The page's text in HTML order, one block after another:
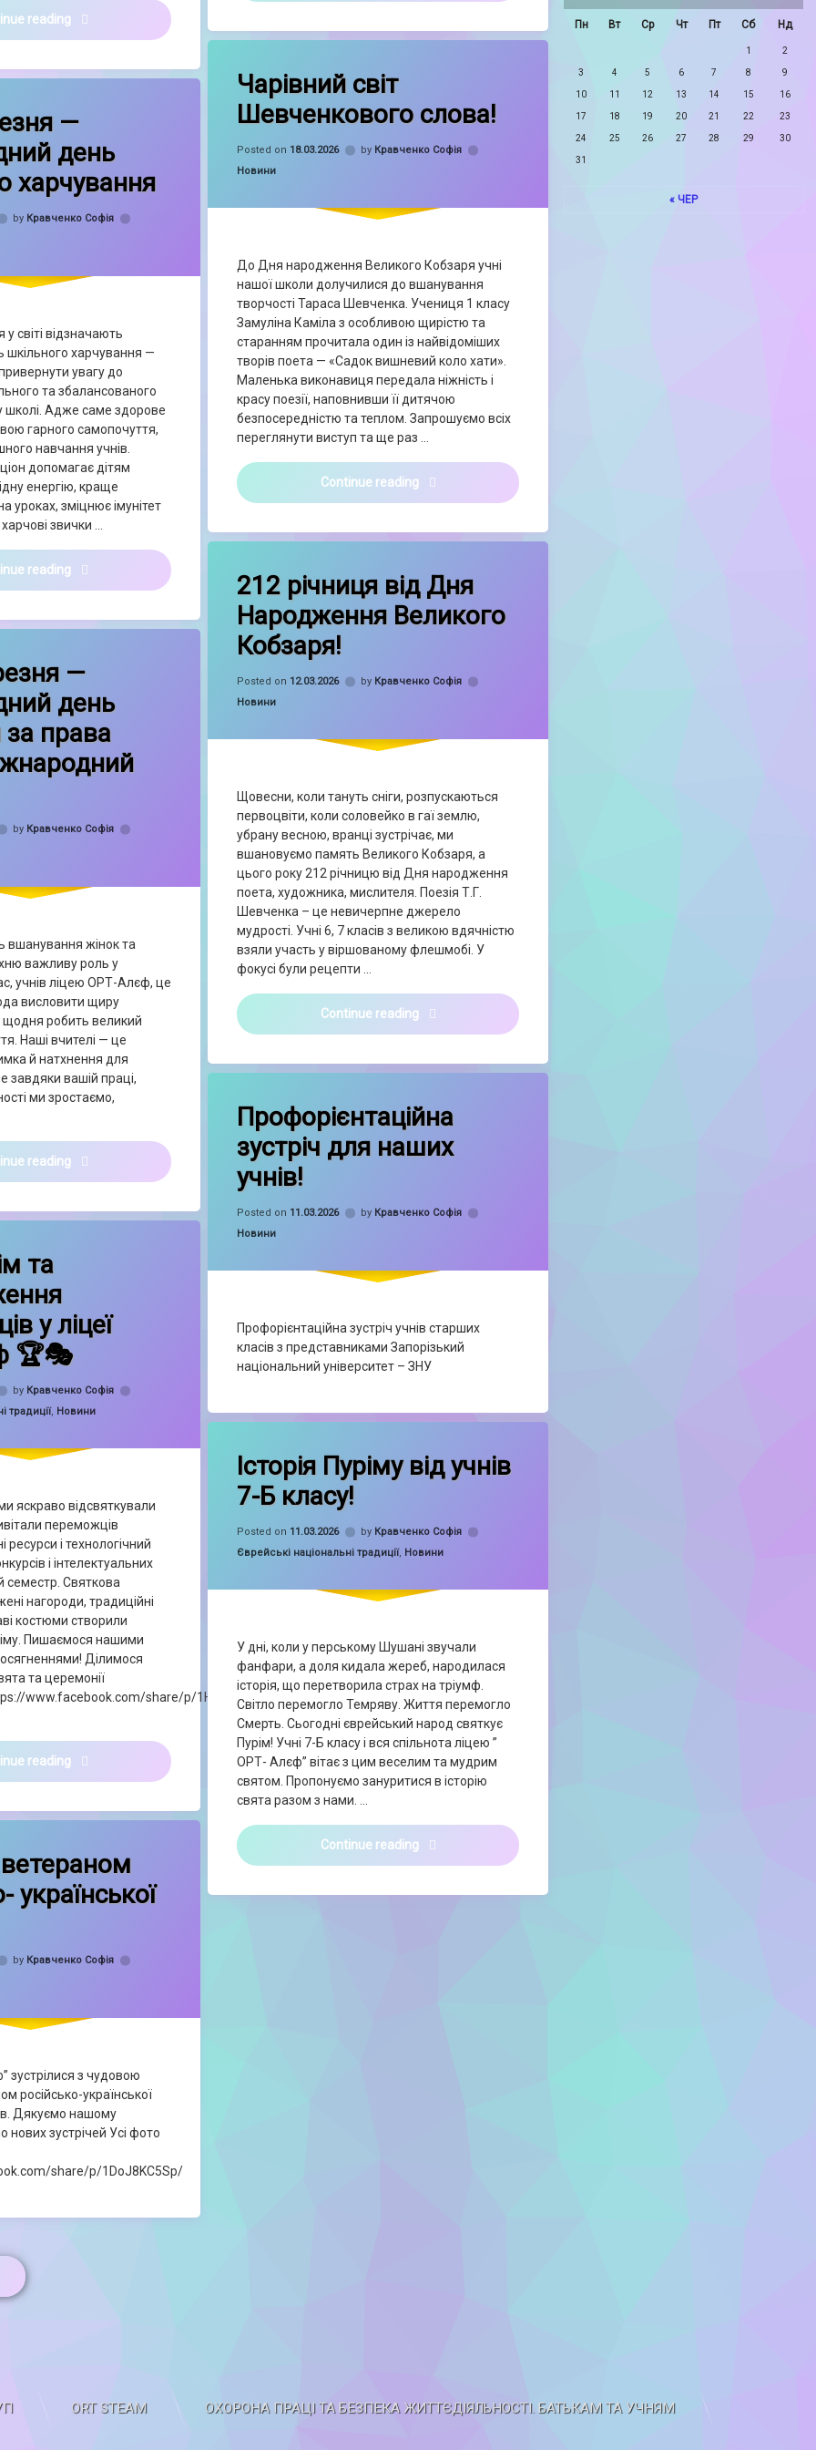
reading Місячник протидії домашньому насильству
Чарівний світ
Шевченкового слова!
Posted on 18.03.2026 by Кравченко Софія
Categories:
Новини
До Дня народження Великого Кобзаря учні
нашої школи долучилися до вшанування
творчості Тараса Шевченка. Учениця 1 класу
Замуліна Каміла з особливою щирістю та
старанням прочитала один із найвідоміших
творів поета — «Садок вишневий коло хати».
Маленька виконавиця передала ніжність і
красу поезії, наповнивши її дитячою
безпосередністю та теплом. Запрошуємо всіх
переглянути виступ та ще раз …
Continue reading Чарівний світ Шевченкового слова!
—
день
харчування
by Кравченко Софія
світі відзначають
харчування —
увагу до
та збалансованого
школі. Адже саме здорове
гарного самопочуття,
навчання учнів.
допомагає дітям
енергію, краще
уроках, зміцнює імунітет
звички …
reading 🥗 12 березня — Міжнародний день шкільного харчування
on 🥗 12 березня — Міжнародний день шкільного харчування
212 річниця від Дня
Народження Великого
Кобзаря!
Posted on 12.03.2026 by Кравченко Софія
Categories:
Новини
Щовесни, коли тануть сніги, розпускаються
первоцвіти, коли соловейко в гаї землю,
убрану весною, вранці зустрічає, ми
вшановуємо память Великого Кобзаря, а
цього року 212 річницю від Дня народження
поета, художника, мислителя. Поезія Т.Г.
Шевченка – це невичерпне джерело
мудрості. Учні 6, 7 класів з великою вдячністю
взяли участь у віршованому флешмобі. У
фокусі були рецепти …
Continue reading 212 річниця від Дня Народження Великого Кобзаря!
—
день
права
by Кравченко Софія
вшанування жінок та
важливу роль у
учнів ліцею ОРТ-Алєф, це
висловити щиру
щодня робить великий
Наші вчителі — це
й натхнення для
завдяки вашій праці,
ми зростаємо,
reading 🌷✨ 8 березня — Міжнародний день боротьби за права жінок і міжнародний мир ✨🌷
on 🌷✨ 8 березня — Міжнародний день боротьби за права жінок і міжнародний мир ✨🌷
Профорієнтаційна
зустріч для наших
учнів!
Posted on 11.03.2026 by Кравченко Софія
Categories:
Новини
Профорієнтаційна зустріч учнів старших
класів з представниками Запорізький
національний університет – ЗНУ
та
у ліцеї
🏆🎭
by Кравченко Софія
традиції, Новини
яскраво відсвяткували
переможців
ресурси і технологічний
і інтелектуальних
семестр. Святкова
нагороди, традиційні
костюми створили
Пишаємося нашими
Ділимося
та церемонії
www.facebook.com/share/p/1HeFvS753V/
reading 🎭🏆 Пурім та нагородження переможців у ліцеї ОРТ-Алєф 🏆🎭
on 🎭🏆 Пурім та нагородження переможців у ліцеї ОРТ-Алєф 🏆🎭
Історія Пуріму від учнів
7-Б класу!
Posted on 11.03.2026 by Кравченко Софія
Categories:
Єврейські національні традиції, Новини
У дні, коли у перському Шушані звучали
фанфари, а доля кидала жереб, народилася
історія, що перетворила страх на тріумф.
Світло перемогло Темряву. Життя перемогло
Смерть. Сьогодні єврейський народ святкує
Пурім! Учні 7-Б класу і вся спільнота ліцею ”
ОРТ- Алєф” вітає з цим веселим та мудрим
святом. Пропонуємо зануритися в історію
свята разом з нами. …
Continue reading Історія Пуріму від учнів 7-Б класу!
ветераном
української
by Кравченко Софія
зустрілися з чудовою
російсько-української
Дякуємо нашому
нових зустрічей Усі фото
share/p/1DoJ8KC5Sp/
on Зустріч з ветераном російсько- української війни
Пн Вт Ср Чт Пт Сб Нд
1 2
3 4 5 6 7 8 9
10 11 12 13 14 15 16
17 18 19 20 21 22 23
24 25 26 27 28 29 30
31
« ЧЕР
ORT STEAM ОХОРОНА ПРАЦІ ТА БЕЗПЕКА ЖИТТЄДІЯЛЬНОСТІ. БАТЬКАМ ТА УЧНЯМ